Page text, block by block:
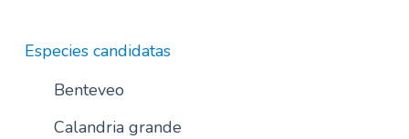
Especies candidatas
Benteveo
Calandria grande